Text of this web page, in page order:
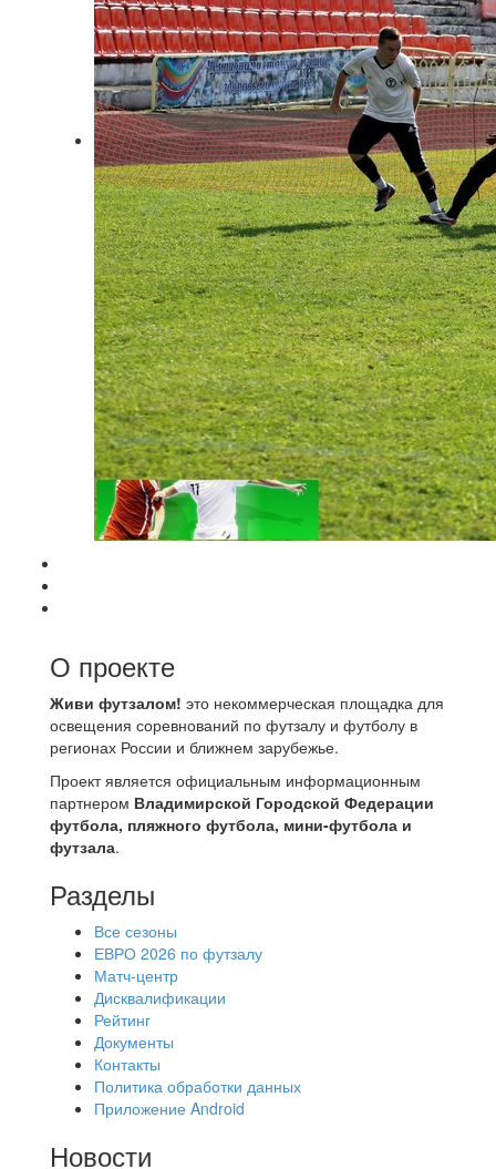
О проекте
Живи футзалом! это некоммерческая площадка для
освещения соревнований по футзалу и футболу в
регионах России и ближнем зарубежье.
Проект является официальным информационным
партнером Владимирской Городской Федерации
футбола, пляжного футбола, мини-футбола и
футзала.
Разделы
Все сезоны
ЕВРО 2026 по футзалу
Матч-центр
Дисквалификации
Рейтинг
Документы
Контакты
Политика обработки данных
Приложение Android
Новости